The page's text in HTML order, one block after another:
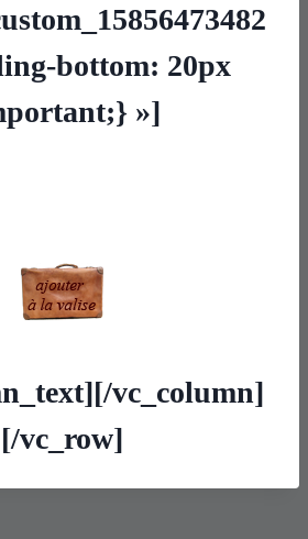
bottom: 20px
»]
vc_column]
[/vc_row]